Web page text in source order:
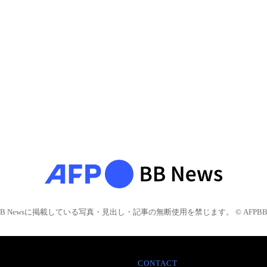
Newsに掲載している写真・見出し・記事の無断使用を禁じます。 © AFPBB
CONTACT